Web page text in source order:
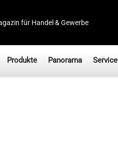
für Handel & Gewerbe
Produkte Panorama Service